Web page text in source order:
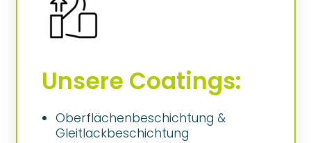
Unsere Coatings:
Oberflächenbeschichtung &
Gleitlackbeschichtung